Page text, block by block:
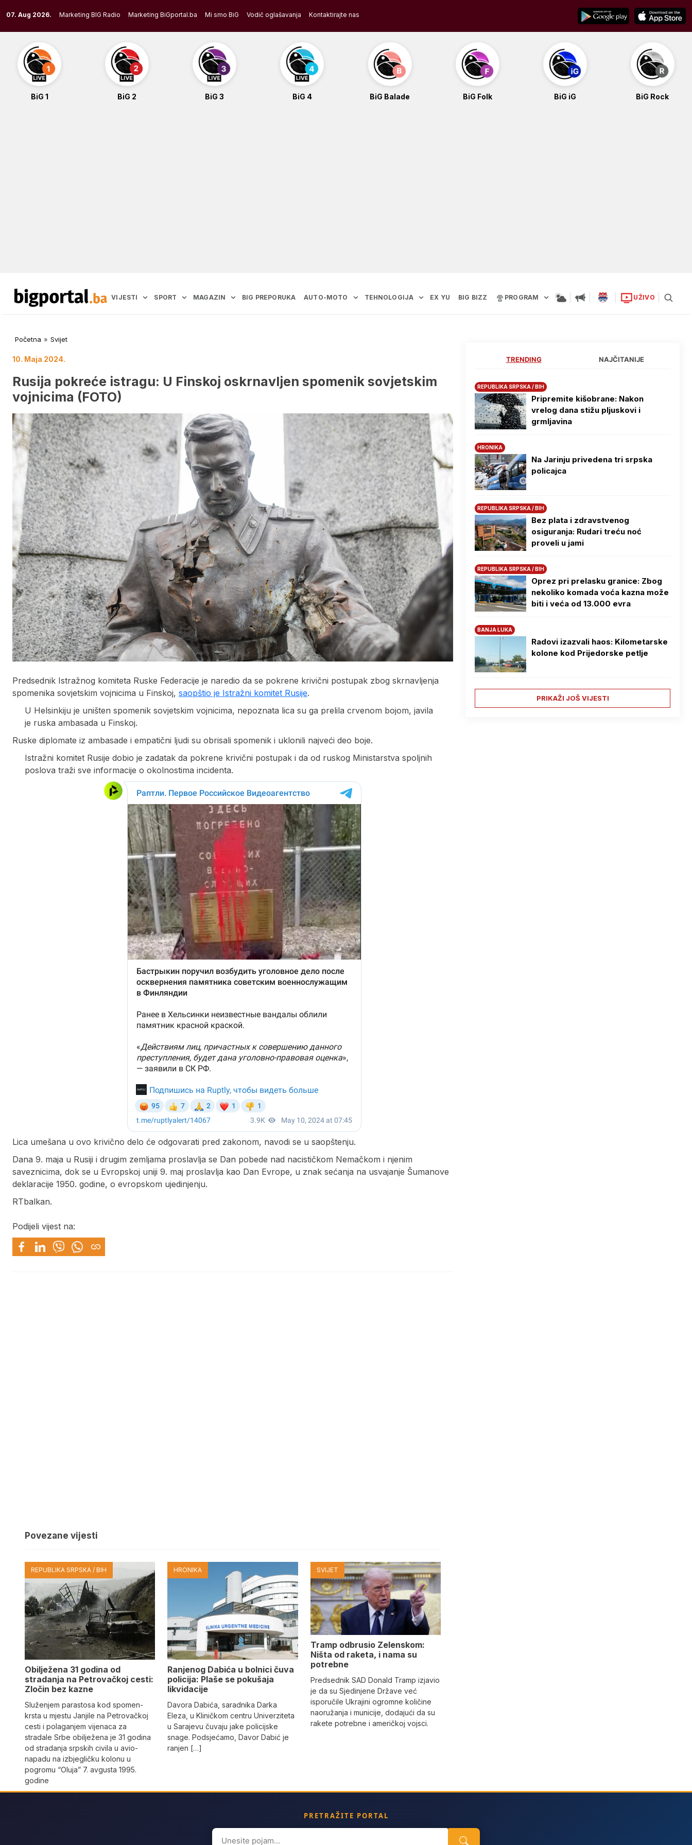
to
content
07. Aug 2026. Marketing BIG Radio Marketing BiGportal.ba Mi smo BiG Vodič oglašavanja Kontaktirajte nas
BiG 1 BiG 2 BiG 3 BiG 4 BiG Balade BiG Folk BiG iG BiG Rock
VIJESTI SPORT MAGAZIN BIG PREPORUKA AUTO-MOTO TEHNOLOGIJA EX YU BIG BIZZ PROGRAM UŽIVO
Početna » Svijet
10. Maja 2024.
Rusija pokreće istragu: U Finskoj oskrnavljen spomenik sovjetskim
vojnicima (FOTO)
Predsednik Istražnog komiteta Ruske Federacije je naredio da se pokrene krivični postupak zbog skrnavljenja
spomenika sovjetskim vojnicima u Finskoj, saopštio je Istražni komitet Rusije.
U Helsinkiju je uništen spomenik sovjetskim vojnicima, nepoznata lica su ga prelila crvenom bojom, javila
je ruska ambasada u Finskoj.
Ruske diplomate iz ambasade i empatični ljudi su obrisali spomenik i uklonili najveći deo boje.
Istražni komitet Rusije dobio je zadatak da pokrene krivični postupak i da od ruskog Ministarstva spoljnih
poslova traži sve informacije o okolnostima incidenta.
Lica umešana u ovo krivično delo će odgovarati pred zakonom, navodi se u saopštenju.
Dana 9. maja u Rusiji i drugim zemljama proslavlja se Dan pobede nad nacističkom Nemačkom i njenim
saveznicima, dok se u Evropskoj uniji 9. maj proslavlja kao Dan Evrope, u znak sećanja na usvajanje Šumanove
deklaracije 1950. godine, o evropskom ujedinjenju.
RTbalkan.
Podijeli vijest na:
Povezane vijesti
REPUBLIKA SRPSKA / BIH
Obilježena 31 godina od
stradanja na Petrovačkoj cesti:
Zločin bez kazne
Služenjem parastosa kod spomen-
krsta u mjestu Janjile na Petrovačkoj
cesti i polaganjem vijenaca za
stradale Srbe obilježena je 31 godina
od stradanja srpskih civila u avio-
napadu na izbjegličku kolonu u
pogromu “Oluja” 7. avgusta 1995.
godine
HRONIKA
Ranjenog Dabića u bolnici čuva
policija: Plaše se pokušaja
likvidacije
Davora Dabića, saradnika Darka
Eleza, u Kliničkom centru Univerziteta
u Sarajevu čuvaju jake policijske
snage. Podsjećamo, Davor Dabić je
ranjen […]
SVIJET
Tramp odbrusio Zelenskom:
Ništa od raketa, i nama su
potrebne
Predsednik SAD Donald Tramp izjavio
je da su Sjedinjene Države već
isporučile Ukrajini ogromne količine
naoružanja i municije, dodajući da su
rakete potrebne i američkoj vojsci.
TRENDING NAJČITANIJE
REPUBLIKA SRPSKA / BIH
Pripremite kišobrane: Nakon
vrelog dana stižu pljuskovi i
grmljavina
HRONIKA
Na Јarinju privedena tri srpska
policajca
REPUBLIKA SRPSKA / BIH
Bez plata i zdravstvenog
osiguranja: Rudari treću noć
proveli u jami
REPUBLIKA SRPSKA / BIH
Oprez pri prelasku granice: Zbog
nekoliko komada voća kazna može
biti i veća od 13.000 evra
BANJA LUKA
Radovi izazvali haos: Kilometarske
kolone kod Prijedorske petlje
PRIKAŽI JOŠ VIJESTI
PRETRAŽITE PORTAL
Search